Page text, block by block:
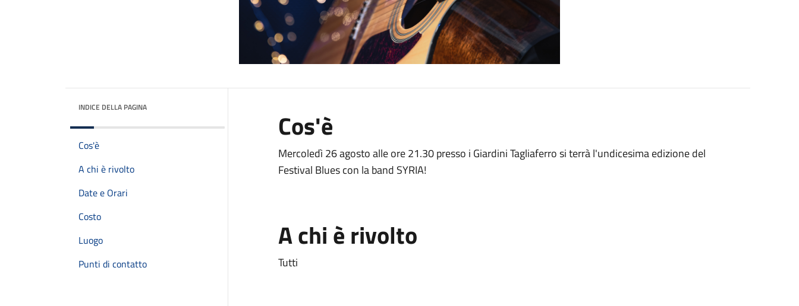
INDICE DELLA PAGINA
Cos'è
A chi è rivolto
Date e Orari
Costo
Luogo
Punti di contatto
Cos'è
Mercoledì 26 agosto alle ore 21.30 presso i Giardini Tagliaferro si terrà l'undicesima edizione del
Festival Blues con la band SYRIA!
A chi è rivolto
Tutti